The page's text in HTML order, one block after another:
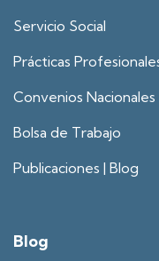
Servicio Social
Prácticas
Convenios Nacionales
Bolsa de Trabajo
Publicaciones | Blog
Blog